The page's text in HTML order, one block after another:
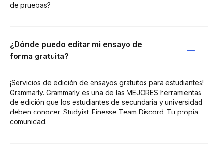
de pruebas?
¿Dónde puedo editar mi ensayo de
forma gratuita?
¡Servicios de edición de ensayos gratuitos para estudiantes!
Grammarly. Grammarly es una de las MEJORES herramientas
de edición que los estudiantes de secundaria y universidad
deben conocer. Studyist. Finesse Team Discord. Tu propia
comunidad.